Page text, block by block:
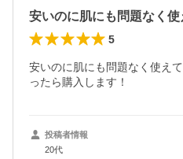
5
安いのに肌にも問題なく使え
ったら購入します！
投稿者情報
20代